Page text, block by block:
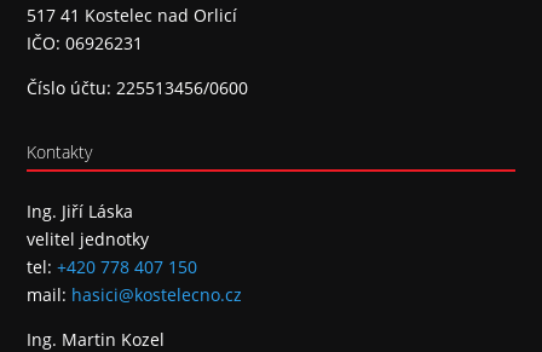
517 41 Kostelec nad Orlicí
IČO: 06926231
Číslo účtu: 225513456/0600
Kontakty
Ing. Jiří Láska
velitel jednotky
tel:+420 778 407 150
mail: hasici@kostelecno.cz
Ing. Martin Kozel